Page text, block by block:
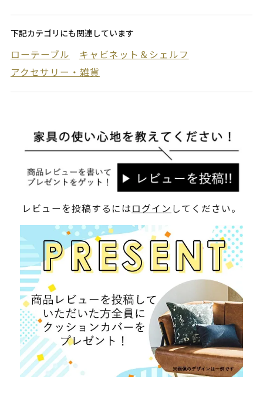
下記カテゴリにも関連しています
ローテーブル
キャビネット＆シェルフ
アクセサリー・雑貨
レビューを投稿するにはログイン してください。